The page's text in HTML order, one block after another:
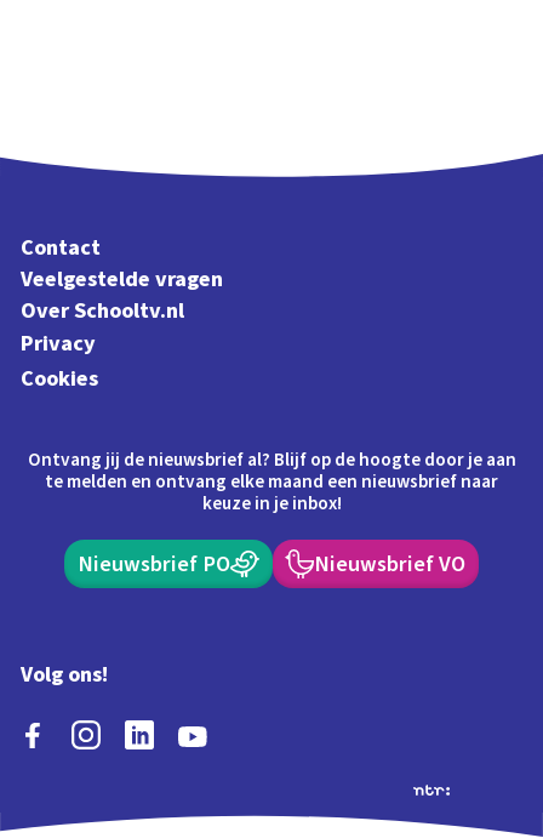
Contact
Veelgestelde vragen
Over Schooltv.nl
Privacy
Cookies
Ontvang jij de nieuwsbrief al? Blijf op de hoogte door je aan
te melden en ontvang elke maand een nieuwsbrief naar
keuze in je inbox!
Nieuwsbrief PO Nieuwsbrief VO
Volg ons!